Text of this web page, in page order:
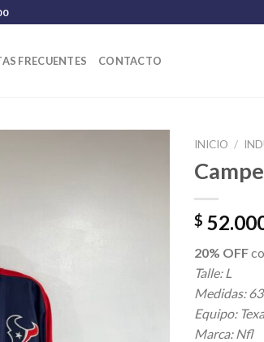
FRECUENTES CONTACTO
INICIO /
$
20% OFF
Talle: L
Medidas:
Equipo:
Marca: Nfl